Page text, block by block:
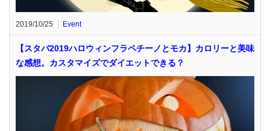
2019/10/25 Event
【スタバ2019ハロウィンフラペチーノとモカ】カロリーと美味
な感想。カスタマイズでダイエットできる？